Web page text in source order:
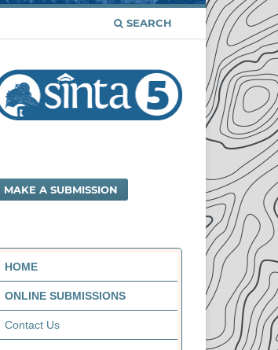
SEARCH
MAKE A SUBMISSION
HOME
ONLINE SUBMISSIONS
Contact Us